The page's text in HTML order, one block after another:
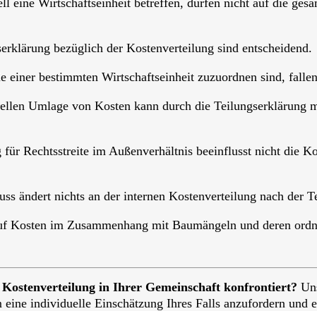
bezüglich der Kostenverteilung sind entscheidend.
einer bestimmten Wirtschaftseinheit zuzuordnen sind,
Umlage von Kosten kann durch die Teilungserklärung
für Rechtsstreite im Außenverhältnis beeinflusst nicht die
ändert nichts an der internen Kostenverteilung nach der
Kosten im Zusammenhang mit Baumängeln und deren
in Ihrer Gemeinschaft konfrontiert?
individuelle Einschätzung Ihres Falls anzufordern und